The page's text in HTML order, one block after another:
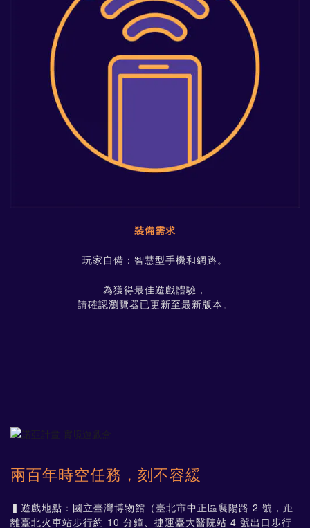
裝備需求
玩家自備：智慧型手機和網路。
為獲得最佳遊戲體驗，
請確認瀏覽器已更新至最新版本。
兩百年時空任務，刻不容緩
▍遊戲地點： 國立臺灣博物館 （臺北市中正區襄陽路 2 號，距
離臺北火車站步行約 10 分鐘、捷運臺大醫院站 4 號出口步行